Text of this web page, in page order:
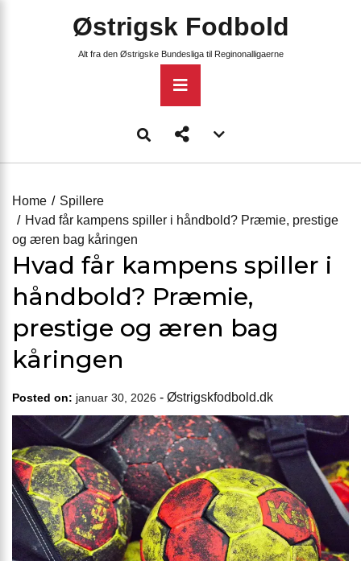
Østrigsk Fodbold
Alt fra den Østrigske Bundesliga til Reginonalligaerne
Primary
Menu
menu
Home
Spillere
Hvad får kampens spiller i håndbold? Præmie, prestige
og æren bag kåringen
Hvad får kampens spiller i
håndbold? Præmie,
prestige og æren bag
kåringen
Posted on: januar 30, 2026 - Østrigskfodbold.dk